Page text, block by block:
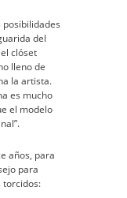
posibilidades
del
clóset
lleno de
la artista.
es mucho
el modelo
años, para
para
torcidos: